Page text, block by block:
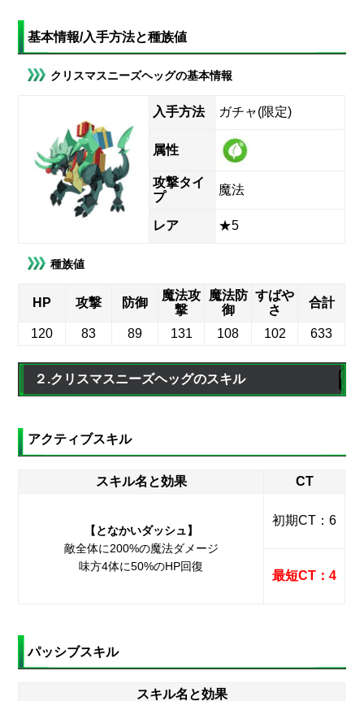
基本情報/入手方法と種族値
クリスマスニーズヘッグの基本情報
入手方法 ガチャ(限定)
属性
攻撃タイ
プ
魔法
レア ★5
種族値
HP 攻撃 防御
魔法攻
撃
魔法防
御
すばや
さ
合計
120 83 89 131 108 102 633
２.クリスマスニーズヘッグのスキル
アクティブスキル
スキル名と効果 CT
【となかいダッシュ】
敵全体に200%の魔法ダメージ
味方4体に50%のHP回復
初期CT：6
最短CT：4
パッシブスキル
スキル名と効果